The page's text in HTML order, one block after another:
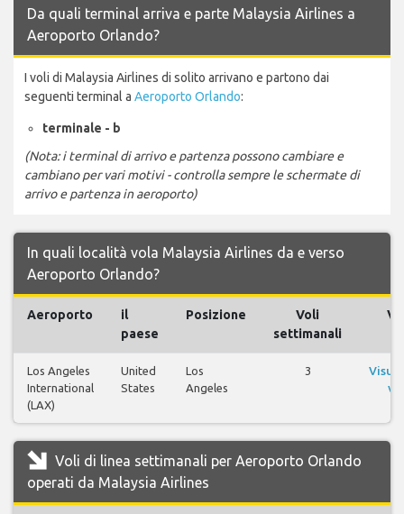
Da quali terminal arriva e parte Malaysia Airlines a
Aeroporto Orlando?
I voli di Malaysia Airlines di solito arrivano e partono dai
seguenti terminal a Aeroporto Orlando:
terminale - b
(Nota: i terminal di arrivo e partenza possono cambiare e
cambiano per vari motivi - controlla sempre le schermate di
arrivo e partenza in aeroporto)
In quali località vola Malaysia Airlines da e verso
Aeroporto Orlando?
Aeroporto
il
paese
Posizione
Voli
settimanali
Los Angeles
International
(LAX)
United
States
Los
Angeles
3
Voli di linea settimanali per Aeroporto Orlando
operati da Malaysia Airlines